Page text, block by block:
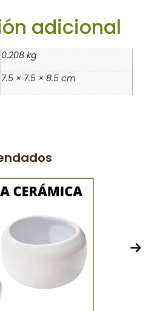
adicional
0.208 kg
7.5 × 7.5 × 8.5 cm